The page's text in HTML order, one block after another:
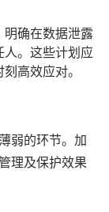
明确在数据泄露
。这些计划应
高效应对。
弱的环节。加
理及保护效果